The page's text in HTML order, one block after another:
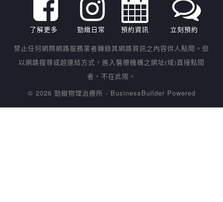
了解更多 勁緻日常 預約資訊 立刻預約
禁止任何網際網路服務業者轉錄其網路資訊之內容供人點閱。但
以網路搜尋或超連結方式，進入醫療機構之網址(域)直接點閱
者，不在此限。
© 2026 勁緻物理治療所 - BusinessBuilder Powered